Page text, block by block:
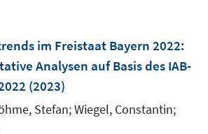
im Freistaat Bayern 2022:
Analysen auf Basis des IAB-
(2023)
Stefan;Wiegel, Constantin;